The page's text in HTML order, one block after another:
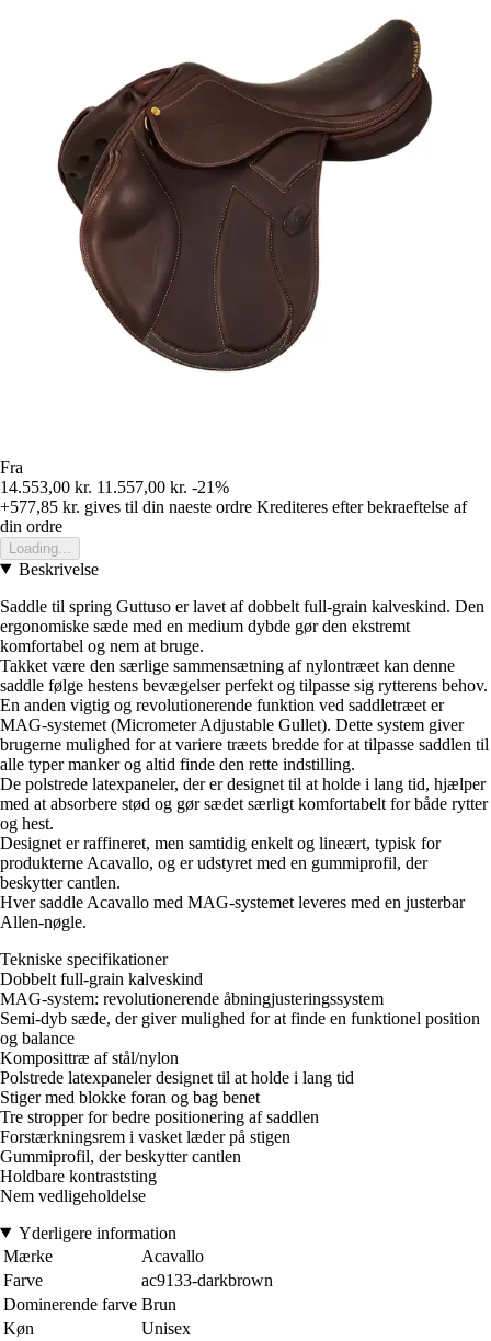
Fra
14.553,00 kr. 11.557,00 kr. -21%
+577,85 kr. gives til din naeste ordre Krediteres efter bekraeftelse af
din ordre
Loading...
Beskrivelse
Saddle til spring Guttuso er lavet af dobbelt full-grain kalveskind. Den
ergonomiske sæde med en medium dybde gør den ekstremt
komfortabel og nem at bruge.
Takket være den særlige sammensætning af nylontræet kan denne
saddle følge hestens bevægelser perfekt og tilpasse sig rytterens behov.
En anden vigtig og revolutionerende funktion ved saddletræet er
MAG-systemet (Micrometer Adjustable Gullet). Dette system giver
brugerne mulighed for at variere træets bredde for at tilpasse saddlen til
alle typer manker og altid finde den rette indstilling.
De polstrede latexpaneler, der er designet til at holde i lang tid, hjælper
med at absorbere stød og gør sædet særligt komfortabelt for både rytter
og hest.
Designet er raffineret, men samtidig enkelt og lineært, typisk for
produkterne Acavallo, og er udstyret med en gummiprofil, der
beskytter cantlen.
Hver saddle Acavallo med MAG-systemet leveres med en justerbar
Allen-nøgle.
Tekniske specifikationer
Dobbelt full-grain kalveskind
MAG-system: revolutionerende åbningjusteringssystem
Semi-dyb sæde, der giver mulighed for at finde en funktionel position
og balance
Komposittræ af stål/nylon
Polstrede latexpaneler designet til at holde i lang tid
Stiger med blokke foran og bag benet
Tre stropper for bedre positionering af saddlen
Forstærkningsrem i vasket læder på stigen
Gummiprofil, der beskytter cantlen
Holdbare kontraststing
Nem vedligeholdelse
Yderligere information
Mærke
Acavallo
Farve
ac9133-darkbrown
Dominerende farve Brun
Køn
Unisex